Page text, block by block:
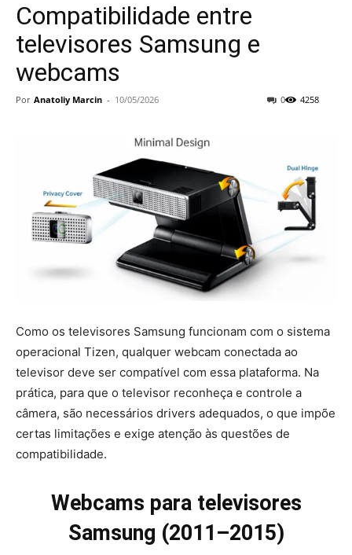
Compatibilidade entre
televisores Samsung e
webcams
Por Anatoliy Marcin - 10/05/2026 4258
0
Como os televisores Samsung funcionam com o sistema
operacional Tizen, qualquer webcam conectada ao
televisor deve ser compatível com essa plataforma. Na
prática, para que o televisor reconheça e controle a
câmera, são necessários drivers adequados, o que impõe
certas limitações e exige atenção às questões de
compatibilidade.
Webcams para televisores
Samsung (2011–2015)